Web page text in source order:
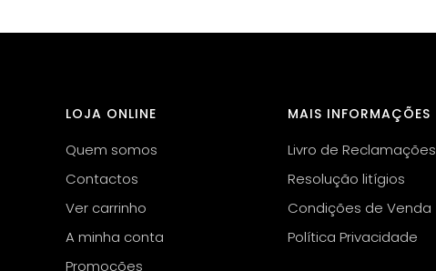
LOJA ONLINE
Quem somos
Contactos
Ver carrinho
A minha conta
Promoções
MAIS INFORMAÇÕES
Livro de Reclamações
Resolução litígios
Condições de Venda
Política Privacidade